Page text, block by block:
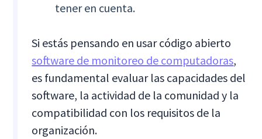
tener en cuenta.
Si estás pensando en usar código abierto
software de monitoreo de computadoras,
es fundamental evaluar las capacidades del
software, la actividad de la comunidad y la
compatibilidad con los requisitos de la
organización.